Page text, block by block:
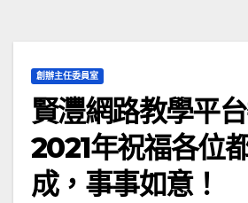
創辦主任委員室
賢灃網路教學平
2021年祝福各位
成，事事如意！